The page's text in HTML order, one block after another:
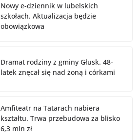
Nowy e-dziennik w lubelskich
szkołach. Aktualizacja będzie
obowiązkowa
Dramat rodziny z gminy Głusk. 48-
latek znęcał się nad żoną i córkami
Amfiteatr na Tatarach nabiera
kształtu. Trwa przebudowa za blisko
6,3 mln zł